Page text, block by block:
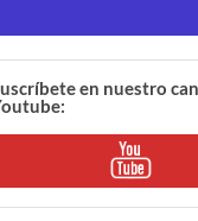
en nuestro